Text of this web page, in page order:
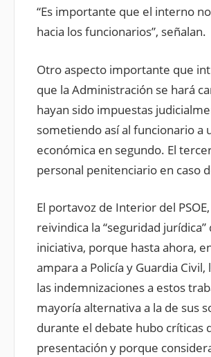
“Es importante que el interno
hacia los funcionarios”, señalan.
Otro aspecto importante que
que la Administración se hará
hayan sido impuestas
sometiendo así al funcionario a
económica en segundo. El
personal penitenciario en caso
El portavoz de Interior del
reivindica la “seguridad
iniciativa, porque hasta ahora,
ampara a Policía y Guardia
las indemnizaciones a estos
mayoría alternativa a la de sus
durante el debate hubo críticas
presentación y porque